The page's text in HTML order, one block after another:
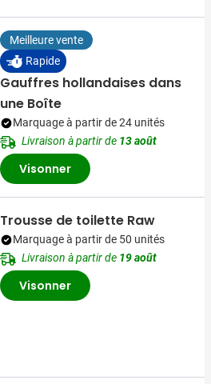
Meilleure vente
Rapide
Gauffres hollandaises dans
une Boîte
Marquage à partir de 24 unités
Livraison à partir de 13 août
Visonner
Trousse de toilette Raw
Marquage à partir de 50 unités
Livraison à partir de 19 août
Visonner